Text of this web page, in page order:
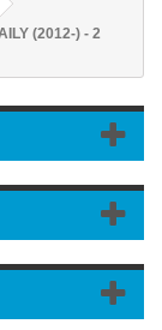
(2012-) - 2